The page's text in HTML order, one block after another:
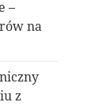
–
na
z